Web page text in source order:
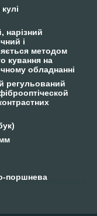
нарізний
і
методом
кування на
обладнанні
регульований
поршнева